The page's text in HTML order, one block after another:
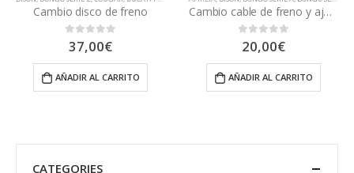
Cambio disco de freno
0out of 5
37,00€
AÑADIR AL CARRITO
Cambio cable de freno y ajuste
0out of 5
20,00€
AÑADIR AL CARRITO
CATEGORIES